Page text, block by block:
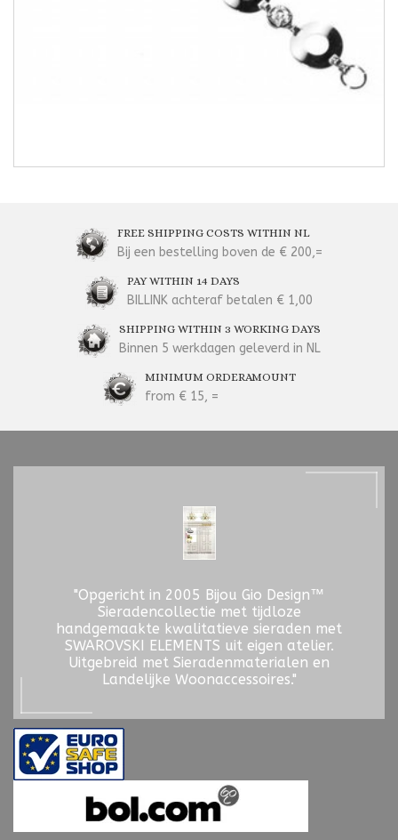
FREE SHIPPING COSTS WITHIN NL
Bij een bestelling boven de € 200,=
PAY WITHIN 14 DAYS
BILLINK achteraf betalen € 1,00
SHIPPING WITHIN 3 WORKING DAYS
Binnen 5 werkdagen geleverd in NL
MINIMUM ORDERAMOUNT
from € 15, =
"Opgericht in 2005 Bijou Gio Design™
Sieradencollectie met tijdloze
handgemaakte kwalitatieve sieraden met
SWAROVSKI ELEMENTS uit eigen atelier.
Uitgebreid met Sieradenmaterialen en
Landelijke Woonaccessoires."